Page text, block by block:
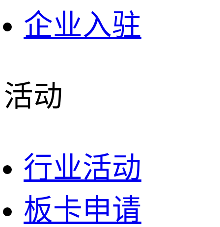
企业入驻
活动
行业活动
板卡申请